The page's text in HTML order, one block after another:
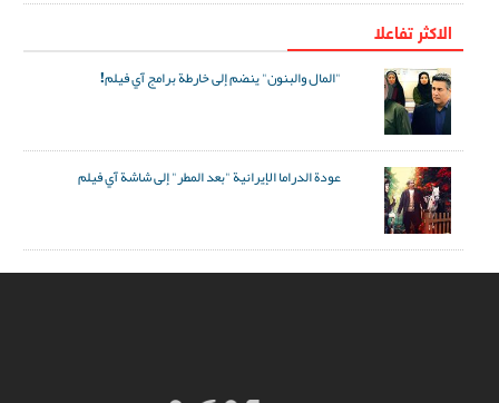
الاکثر تفاعلا
"المال والبنون" ينضم إلى خارطة برامج آي فيلم!
عودة الدراما الإيرانية "بعد المطر" إلى شاشة آي فيلم